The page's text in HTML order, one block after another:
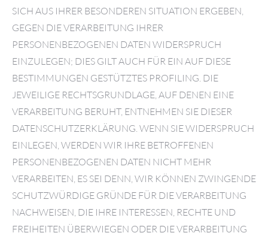
SICH AUS IHRER BESONDEREN SITUATION ERGEBEN,
GEGEN DIE VERARBEITUNG IHRER
PERSONENBEZOGENEN DATEN WIDERSPRUCH
EINZULEGEN; DIES GILT AUCH FÜR EIN AUF DIESE
BESTIMMUNGEN GESTÜTZTES PROFILING. DIE
JEWEILIGE RECHTSGRUNDLAGE, AUF DENEN EINE
VERARBEITUNG BERUHT, ENTNEHMEN SIE DIESER
DATENSCHUTZERKLÄRUNG. WENN SIE WIDERSPRUCH
EINLEGEN, WERDEN WIR IHRE BETROFFENEN
PERSONENBEZOGENEN DATEN NICHT MEHR
VERARBEITEN, ES SEI DENN, WIR KÖNNEN ZWINGENDE
SCHUTZWÜRDIGE GRÜNDE FÜR DIE VERARBEITUNG
NACHWEISEN, DIE IHRE INTERESSEN, RECHTE UND
FREIHEITEN ÜBERWIEGEN ODER DIE VERARBEITUNG